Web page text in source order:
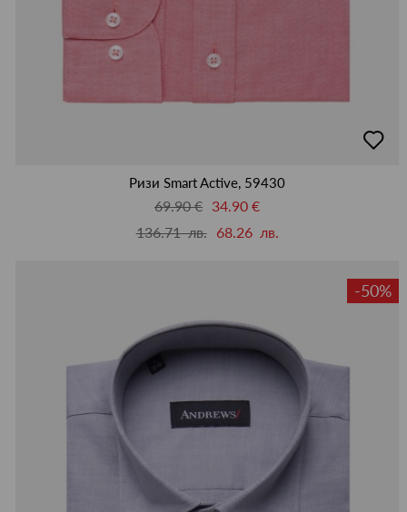
в
Ризи Smart Active, 59430
69.90 € 34.90 €
136.71 лв.
68.26 лв.
-50%